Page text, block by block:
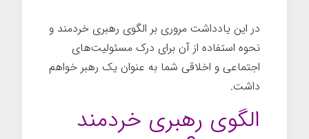
در این یادداشت مروری بر الگوی رهبری خردمند و
نحوه استفاده از آن برای درک مسئولیت‌های
اجتماعی و اخلاقی شما به عنوان یک رهبر خواهم
داشت.
الگوی رهبری خردمند